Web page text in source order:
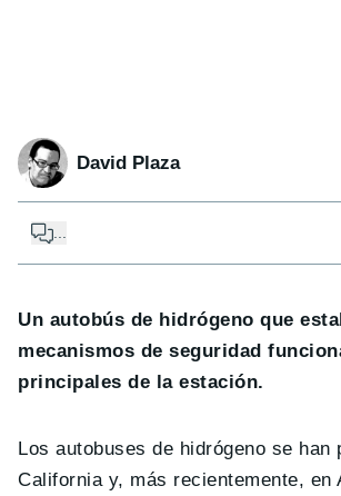
David Plaza
...
Un autobús de hidrógeno que
mecanismos de seguridad
principales de la estación.
Los autobuses de hidrógeno se
California y, más recientemente, en